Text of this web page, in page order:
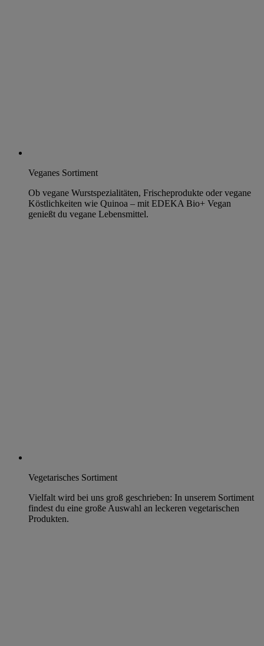
Veganes Sortiment
Ob vegane Wurstspezialitäten, Frischeprodukte oder vegane
Köstlichkeiten wie Quinoa – mit EDEKA Bio+ Vegan
genießt du vegane Lebensmittel.
Vegetarisches Sortiment
Vielfalt wird bei uns groß geschrieben: In unserem Sortiment
findest du eine große Auswahl an leckeren vegetarischen
Produkten.